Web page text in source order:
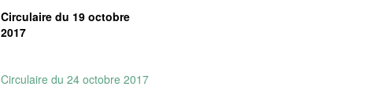
Circulaire du 19 octobre
2017
Circulaire du 24 octobre 2017